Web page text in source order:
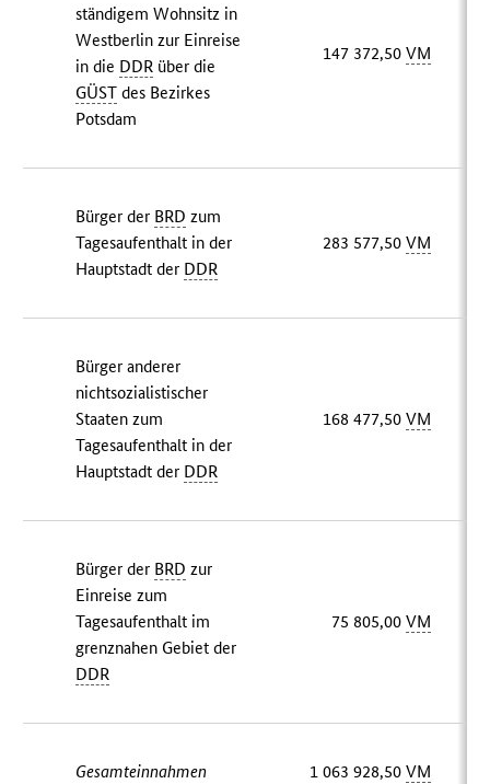
ständigem Wohnsitz in
Westberlin zur Einreise
in die DDR über die
GÜST des Bezirkes
Potsdam
147 372,50VM
Bürger der BRD zum
Tagesaufenthalt in der
Hauptstadt der DDR
283 577,50VM
Bürger anderer
nichtsozialistischer
Staaten zum
Tagesaufenthalt in der
Hauptstadt der DDR
168 477,50VM
Bürger der BRD zur
Einreise zum
Tagesaufenthalt im
grenznahen Gebiet der
DDR
75 805,00VM
Gesamteinnahmen 1 063 928,50VM